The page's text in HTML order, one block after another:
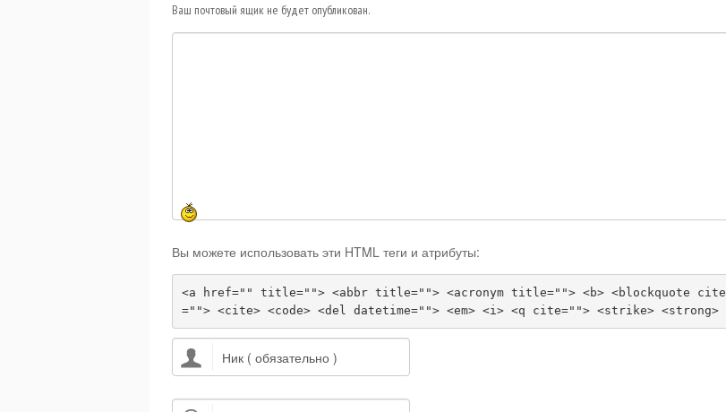
Ваш почтовый ящик не будет опубликован.
Вы можете использовать эти HTML теги и атрибуты:
<a href="" title=""> <abbr title=""> <acronym title=""> <b> <blockquote cite
=""> <cite> <code> <del datetime=""> <em> <i> <q cite=""> <strike> <strong>